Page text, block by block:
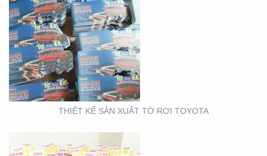
THIẾT KẾ SẢN XUẤT TỜ RƠI TOYOTA
THIẾT KẾ SẢN XUẤT
WOBLER ” TÀI CHÍNH
TOYOTA”